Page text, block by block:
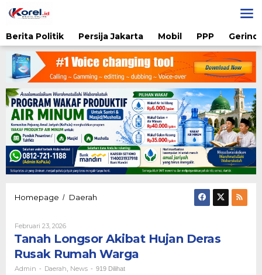
ke
Berita Politik
Persija Jakarta Mobil PPP
Homepage / Daerah
Deras
Rusak
Rumah
Warga
Februari 23, 2026Oleh
Tanah Longsor Akibat Hujan Deras
Rusak Rumah Warga
Admin - Daerah News - 919 Dilihat